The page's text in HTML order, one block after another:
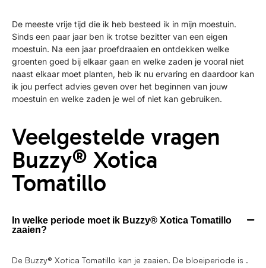
De meeste vrije tijd die ik heb besteed ik in mijn moestuin.
Sinds een paar jaar ben ik trotse bezitter van een eigen
moestuin. Na een jaar proefdraaien en ontdekken welke
groenten goed bij elkaar gaan en welke zaden je vooral niet
naast elkaar moet planten, heb ik nu ervaring en daardoor kan
ik jou perfect advies geven over het beginnen van jouw
moestuin en welke zaden je wel of niet kan gebruiken.
Veelgestelde vragen
Buzzy® Xotica
Tomatillo
In welke periode moet ik Buzzy® Xotica Tomatillo
zaaien?
De Buzzy® Xotica Tomatillo kan je zaaien. De bloeiperiode is .